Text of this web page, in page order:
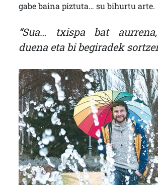
gabe baina piztuta… su bihurtu arte.
“Sua… txispa bat
duena eta bi begiradek